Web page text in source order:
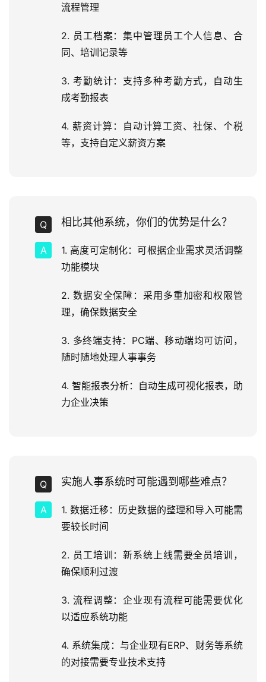
流程管理
2. 员工档案：集中管理员工个人信息、合
同、培训记录等
3. 考勤统计：支持多种考勤方式，自动生
成考勤报表
4. 薪资计算：自动计算工资、社保、个税
等，支持自定义薪资方案
相比其他系统，你们的优势是什么？
1. 高度可定制化：可根据企业需求灵活调整
功能模块
2. 数据安全保障：采用多重加密和权限管
理，确保数据安全
3. 多终端支持：PC端、移动端均可访问，
随时随地处理人事事务
4. 智能报表分析：自动生成可视化报表，助
力企业决策
实施人事系统时可能遇到哪些难点？
1. 数据迁移：历史数据的整理和导入可能需
要较长时间
2. 员工培训：新系统上线需要全员培训，
确保顺利过渡
3. 流程调整：企业现有流程可能需要优化
以适应系统功能
4. 系统集成：与企业现有ERP、财务等系统
的对接需要专业技术支持